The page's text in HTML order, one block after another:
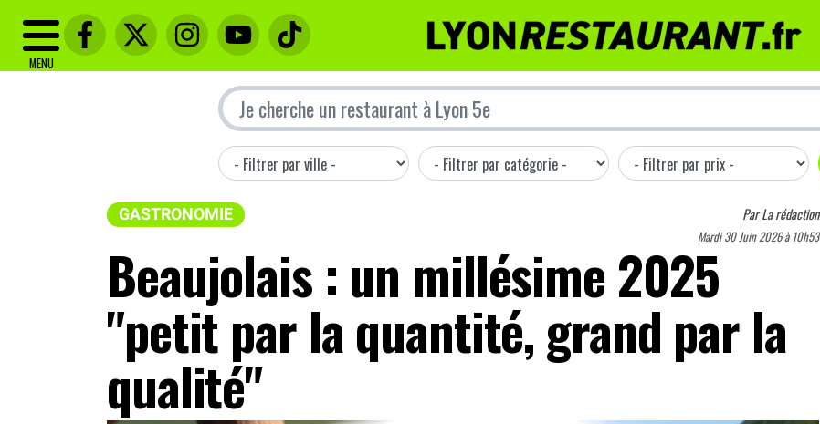
MENU
GASTRONOMIE ParLa rédaction
Mardi 30 Juin 2026 à 10h53
Beaujolais : un millésime 2025
"petit par la quantité, grand par la
qualité"